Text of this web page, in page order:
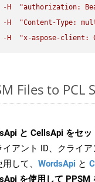
- H
"authorization:
- H
"Content-Type:
- H "x-aspose-client:
Files to
と CellsApi をセッ
イアント ID、クライ
用して、 WordsApi と
を使用して PPSM